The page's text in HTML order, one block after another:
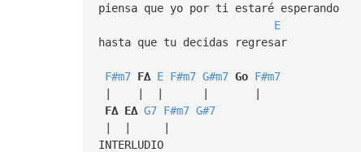
piensa que yo por ti estaré esperando
E
hasta que tu decidas regresar
F#m7 F∆ E F#m7 G#m7 Go F#m7
| | | | |
F∆ E∆ G7 F#m7 G#7
| | |
INTERLUDIO